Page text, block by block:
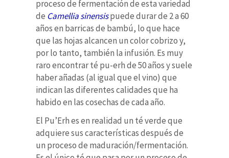
proceso de fermentación de esta variedad
de Camellia sinensispuede durar de 2 a 60
años en barricas de bambú, lo que hace
que las hojas alcancen un color cobrizo y,
por lo tanto, también la infusión. Es muy
raro encontrar té pu-erh de 50 años y suele
haber añadas (al igual que el vino) que
indican las diferentes calidades que ha
habido en las cosechas de cada año.
El Pu’Erh es en realidad un té verde que
adquiere sus características después de
un proceso de maduración/fermentación.